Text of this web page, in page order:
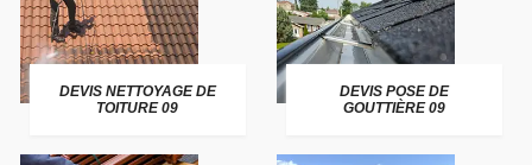
DEVIS NETTOYAGE DE
TOITURE 09
DEVIS POSE DE
GOUTTIÈRE 09